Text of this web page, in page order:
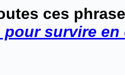
ces
pour survire en